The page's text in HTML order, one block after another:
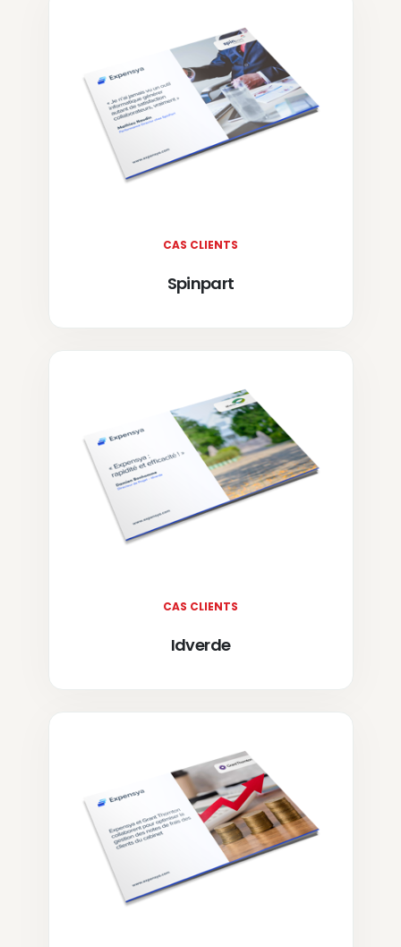
CAS CLIENTS
Spinpart
CAS CLIENTS
Idverde